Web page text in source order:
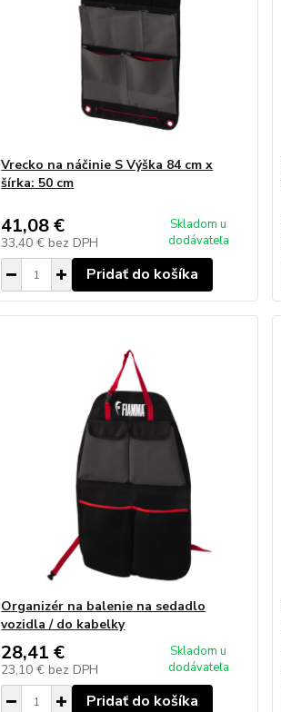
Vrecko na náčinie S Výška 84 cm x
šírka: 50 cm
41,08 €
33,40 € bez DPH
Skladom u
dodávateľa
Pridať do košíka
Organizér na balenie na sedadlo
vozidla / do kabelky
28,41 €
23,10 € bez DPH
Skladom u
dodávateľa
Pridať do košíka